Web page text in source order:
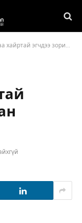
эгчдээ зориулж сан байгуулжээ